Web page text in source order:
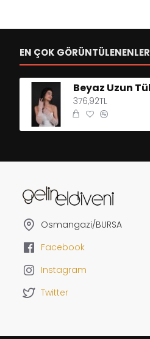
EN ÇOK GÖRÜNTÜLENENLER
376,92TL
Osmangazi/BURSA
Facebook
Instagram
Twitter